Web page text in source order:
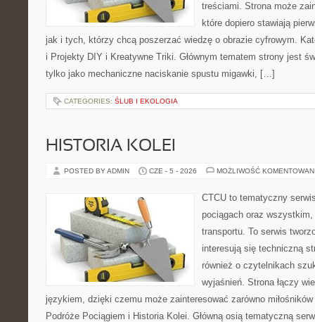
treściami. Strona może
które dopiero stawiają
jak i tych, którzy chcą poszerzać wiedzę o obrazie cyfrowym.
i Projekty DIY i Kreatywne Triki. Głównym tematem strony jest
tylko jako mechaniczne naciskanie spustu migawki, […]
CATEGORIES: ŚLUB I EKOLOGIA
HISTORIA KOLEI
POSTED BY ADMIN CZE - 5 - 2026 MOŻLIWOŚĆ
CTCU to tematyczny
pociągach oraz
transportu. To serwis
interesują się techniczną
również o czytelnikach
wyjaśnień. Strona łączy
językiem, dzięki czemu może zainteresować zarówno
Podróże Pociągiem i Historia Kolei. Główną osią tematyczną